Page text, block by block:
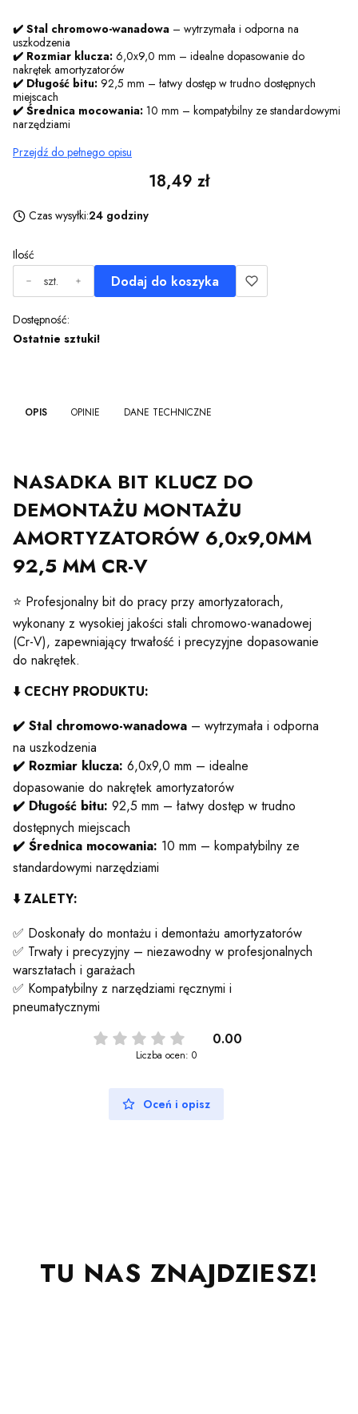
✔️ Stal chromowo-wanadowa – wytrzymała i odporna na
uszkodzenia
✔️ Rozmiar klucza: 6,0x9,0 mm – idealne dopasowanie do
nakrętek amortyzatorów
✔️ Długość bitu: 92,5 mm – łatwy dostęp w trudno dostępnych
miejscach
✔️ Średnica mocowania: 10 mm – kompatybilny ze standardowymi
narzędziami
Przejdź do pełnego opisu
Cena
18,49 zł
Czas wysyłki:24 godziny
Ilość
szt.
Dodaj do koszyka
Dostępność:
Ostatnie sztuki!
OPIS OPINIE DANE TECHNICZNE
NASADKA BIT KLUCZ DO
DEMONTAŻU MONTAŻU
AMORTYZATORÓW 6,0x9,0MM
92,5 MM CR-V
⭐ Profesjonalny bit do pracy przy amortyzatorach,
wykonany z wysokiej jakości stali chromowo-wanadowej
(Cr-V), zapewniający trwałość i precyzyjne dopasowanie
do nakrętek.
⬇️ CECHY PRODUKTU:
✔️ Stal chromowo-wanadowa – wytrzymała i odporna
na uszkodzenia
✔️ Rozmiar klucza: 6,0x9,0 mm – idealne
dopasowanie do nakrętek amortyzatorów
✔️ Długość bitu: 92,5 mm – łatwy dostęp w trudno
dostępnych miejscach
✔️ Średnica mocowania: 10 mm – kompatybilny ze
standardowymi narzędziami
⬇️ ZALETY:
✅ Doskonały do montażu i demontażu amortyzatorów
✅ Trwały i precyzyjny – niezawodny w profesjonalnych
warsztatach i garażach
✅ Kompatybilny z narzędziami ręcznymi i
pneumatycznymi
0.00
Liczba ocen: 0
Oceń i opisz
TU NAS ZNAJDZIESZ!